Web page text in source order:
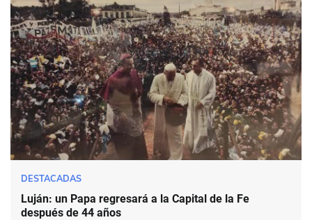
DESTACADAS
Luján: un Papa regresará a la Capital de la Fe
después de 44 años